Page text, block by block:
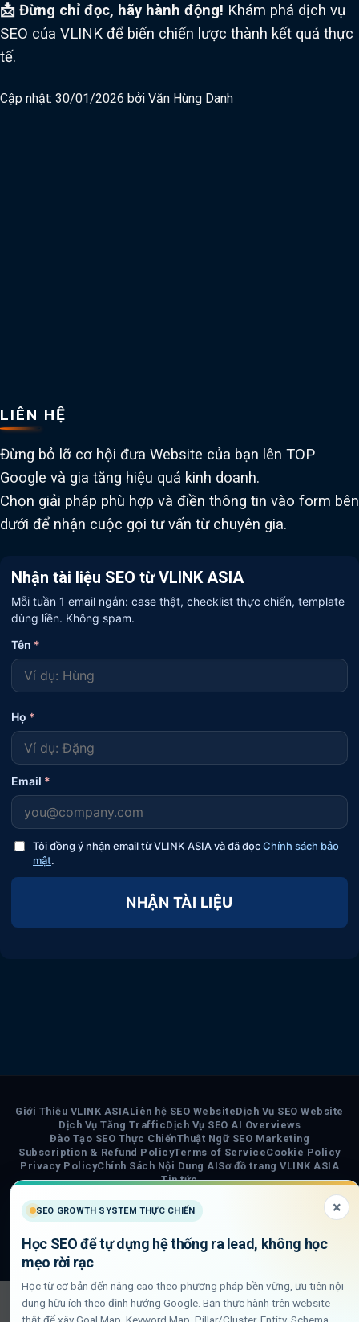
📩 Đừng chỉ đọc, hãy hành động! Khám phá dịch vụ
SEO của VLINK để biến chiến lược thành kết quả thực
tế.
Cập nhật: 30/01/2026 bởi Văn Hùng Danh
LIÊN HỆ
Đừng bỏ lỡ cơ hội đưa Website của bạn lên TOP
Google và gia tăng hiệu quả kinh doanh.
Chọn giải pháp phù hợp và điền thông tin vào form bên
dưới để nhận cuộc gọi tư vấn từ chuyên gia.
Nhận tài liệu SEO từ VLINK ASIA
Mỗi tuần 1 email ngắn: case thật, checklist thực chiến, template
dùng liền. Không spam.
Tên *
Họ *
Email *
Tôi đồng ý nhận email từ VLINK ASIA và đã đọcChính sách bảo
mật.
NHẬN TÀI LIỆU
Visa PayPal Stripe MasterCard
Cash
Giới Thiệu VLINK ASIALiên hệ SEO WebsiteDịch Vụ SEO Website
Dịch Vụ Tăng TrafficDịch Vụ SEO AI Overviews
Đào Tạo SEO Thực ChiếnThuật Ngữ SEO Marketing
Subscription & Refund PolicyTerms of ServiceCookie Policy
Privacy PolicyChính Sách Nội Dung AISơ đồ trang VLINK ASIA
Tin tức
COPYRIGHT 2026 ©VLINK ASIA
SEO GROWTH SYSTEM THỰC CHIẾN ×
Học SEO để tự dựng hệ thống ra lead, không học
mẹo rời rạc
Học từ cơ bản đến nâng cao theo phương pháp bền vững, ưu tiên nội
dung hữu ích theo định hướng Google. Bạn thực hành trên website